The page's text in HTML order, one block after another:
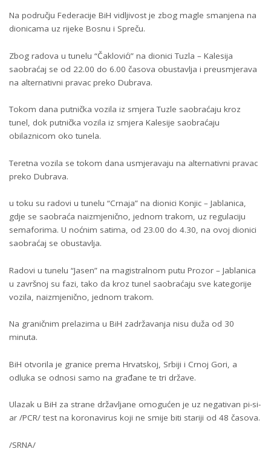
Na području Federacije BiH vidljivost je zbog magle smanjena na
dionicama uz rijeke Bosnu i Spreču.
Zbog radova u tunelu “Čaklovići” na dionici Tuzla – Kalesija
saobraćaj se od 22.00 do 6.00 časova obustavlja i preusmjerava
na alternativni pravac preko Dubrava.
Tokom dana putnička vozila iz smjera Tuzle saobraćaju kroz
tunel, dok putnička vozila iz smjera Kalesije saobraćaju
obilaznicom oko tunela.
Teretna vozila se tokom dana usmjeravaju na alternativni pravac
preko Dubrava.
u toku su radovi u tunelu “Crnaja” na dionici Konjic – Jablanica,
gdje se saobraća naizmjenično, jednom trakom, uz regulaciju
semaforima. U noćnim satima, od 23.00 do 4.30, na ovoj dionici
saobraćaj se obustavlja.
Radovi u tunelu “Jasen” na magistralnom putu Prozor – Jablanica
u završnoj su fazi, tako da kroz tunel saobraćaju sve kategorije
vozila, naizmjenično, jednom trakom.
Na graničnim prelazima u BiH zadržavanja nisu duža od 30
minuta.
BiH otvorila je granice prema Hrvatskoj, Srbiji i Crnoj Gori, a
odluka se odnosi samo na građane te tri države.
Ulazak u BiH za strane državljane omogućen je uz negativan pi-si-
ar /PCR/ test na koronavirus koji ne smije biti stariji od 48 časova.
/SRNA/